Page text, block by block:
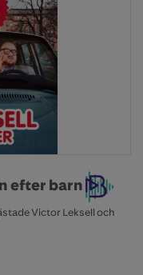
efter barn
Victor Leksell och